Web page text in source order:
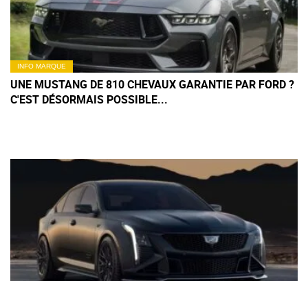
INFO MARQUE
UNE MUSTANG DE 810 CHEVAUX GARANTIE PAR FORD ?
C'EST DÉSORMAIS POSSIBLE...